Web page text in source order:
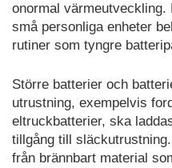
onormal
små personliga enheter
rutiner som tyngre
Större batterier och
utrustning, exempelvis
eltruckbatterier, ska
tillgång till
från brännbart material